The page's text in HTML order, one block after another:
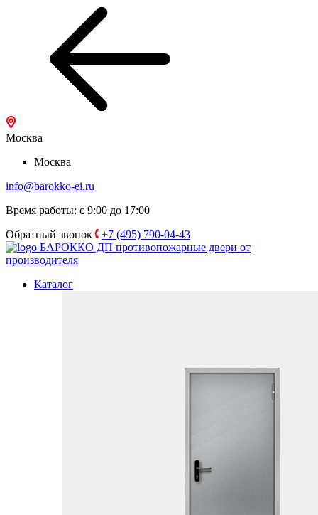
Москва
Москва
info@barokko-ei.ru
Время работы: с 9:00 до 17:00
Обратный звонок
+7 (495) 790-04-43
БАРОККО ДП противопожарные двери от
производителя
Каталог